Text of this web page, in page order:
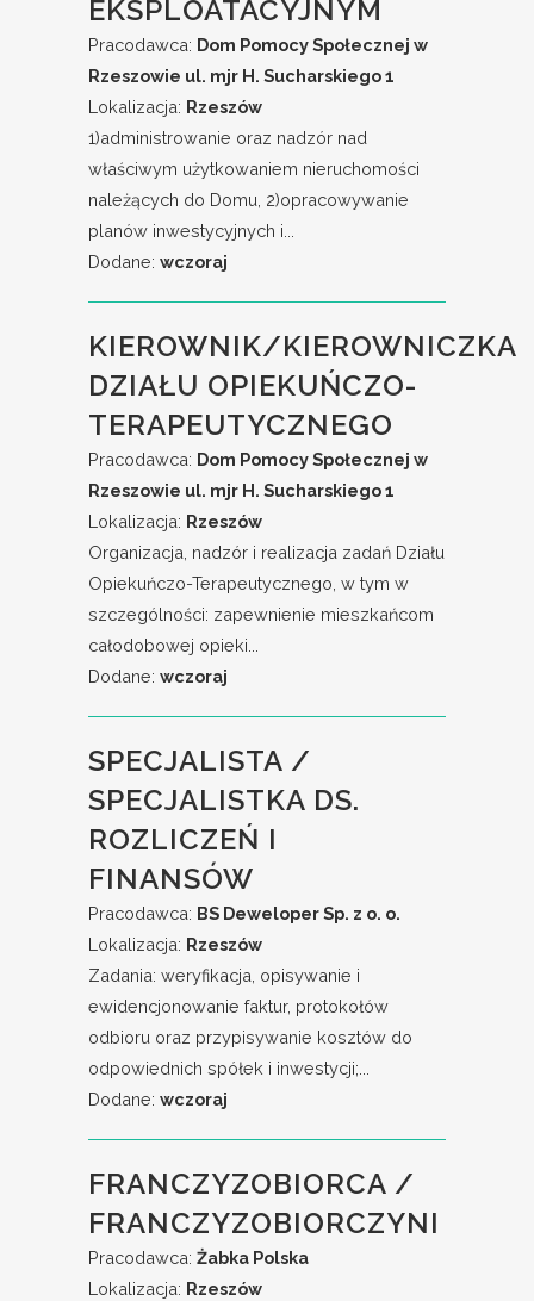
EKSPLOATACYJNYM
Pracodawca: Dom Pomocy Społecznej w
Rzeszowie ul. mjr H. Sucharskiego 1
Lokalizacja: Rzeszów
1)administrowanie oraz nadzór nad
właściwym użytkowaniem nieruchomości
należących do Domu, 2)opracowywanie
planów inwestycyjnych i...
Dodane: wczoraj
KIEROWNIK/KIEROWNICZKA
DZIAŁU OPIEKUŃCZO-
TERAPEUTYCZNEGO
Pracodawca: Dom Pomocy Społecznej w
Rzeszowie ul. mjr H. Sucharskiego 1
Lokalizacja: Rzeszów
Organizacja, nadzór i realizacja zadań Działu
Opiekuńczo-Terapeutycznego, w tym w
szczególności: zapewnienie mieszkańcom
całodobowej opieki...
Dodane: wczoraj
SPECJALISTA /
SPECJALISTKA DS.
ROZLICZEŃ I
FINANSÓW
Pracodawca: BS Deweloper Sp. z o. o.
Lokalizacja: Rzeszów
Zadania: weryfikacja, opisywanie i
ewidencjonowanie faktur, protokołów
odbioru oraz przypisywanie kosztów do
odpowiednich spółek i inwestycji;...
Dodane: wczoraj
FRANCZYZOBIORCA /
FRANCZYZOBIORCZYNI
Pracodawca: Żabka Polska
Lokalizacja: Rzeszów